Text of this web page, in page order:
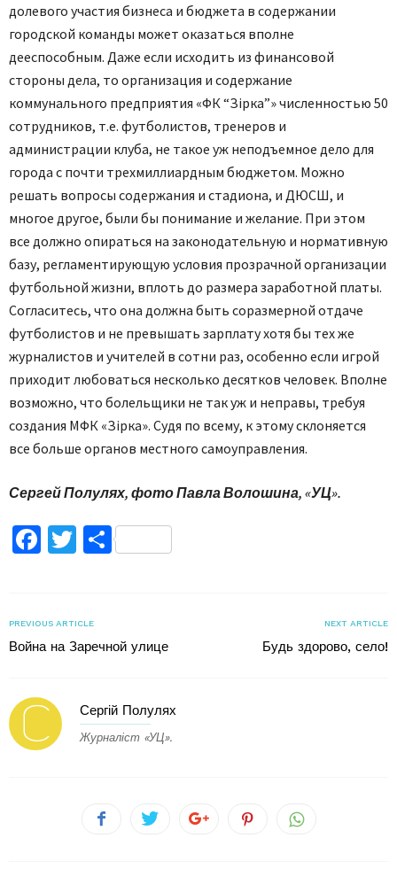
долевого участия бизнеса и бюджета в содержании
городской команды может оказаться вполне
дееспособным. Даже если исходить из финансовой
стороны дела, то организация и содержание
коммунального предприятия «ФК “Зірка”» численностью 50
сотрудников, т.е. футболистов, тренеров и
администрации клуба, не такое уж неподъемное дело для
города с почти трехмиллиардным бюджетом. Можно
решать вопросы содержания и стадиона, и ДЮСШ, и
многое другое, были бы понимание и желание. При этом
все должно опираться на законодательную и нормативную
базу, регламентирующую условия прозрачной организации
футбольной жизни, вплоть до размера заработной платы.
Согласитесь, что она должна быть соразмерной отдаче
футболистов и не превышать зарплату хотя бы тех же
журналистов и учителей в сотни раз, особенно если игрой
приходит любоваться несколько десятков человек. Вполне
возможно, что болельщики не так уж и неправы, требуя
создания МФК «Зірка». Судя по всему, к этому склоняется
все больше органов местного самоуправления.
Сергей Полулях, фото Павла Волошина, «УЦ».
Facebook
TwitterПоділитися
PREVIOUS ARTICLE
Война на Заречной улице
NEXT ARTICLE
Будь здорово, село!
Сергій Полулях
Журналіст «УЦ».